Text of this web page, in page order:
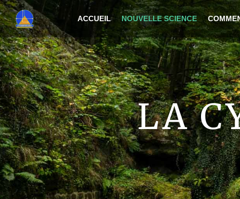
ACCUEIL NOUVELLE SCIENCE
LA